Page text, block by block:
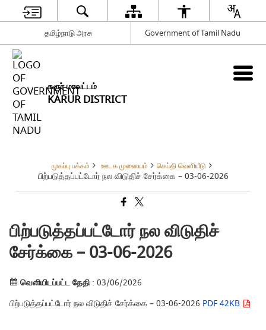
தமிழ்நாடு அரசு Government of Tamil Nadu
கரூர் மாவட்டம்
KARUR DISTRICT
முகப்பு பக்கம் ஊடக முனையம் செய்தி வெளியீடு
பிற்படுத்தப்பட்டோர் நல விடுதிச் சேர்க்கை – 03-06-2026
பிற்படுத்தப்பட்டோர் நல விடுதிச்
சேர்க்கை – 03-06-2026
வெளியிடப்பட்ட தேதி: 03/06/2026
பிற்படுத்தப்பட்டோர் நல விடுதிச் சேர்க்கை – 03-06-2026 PDF 42KB